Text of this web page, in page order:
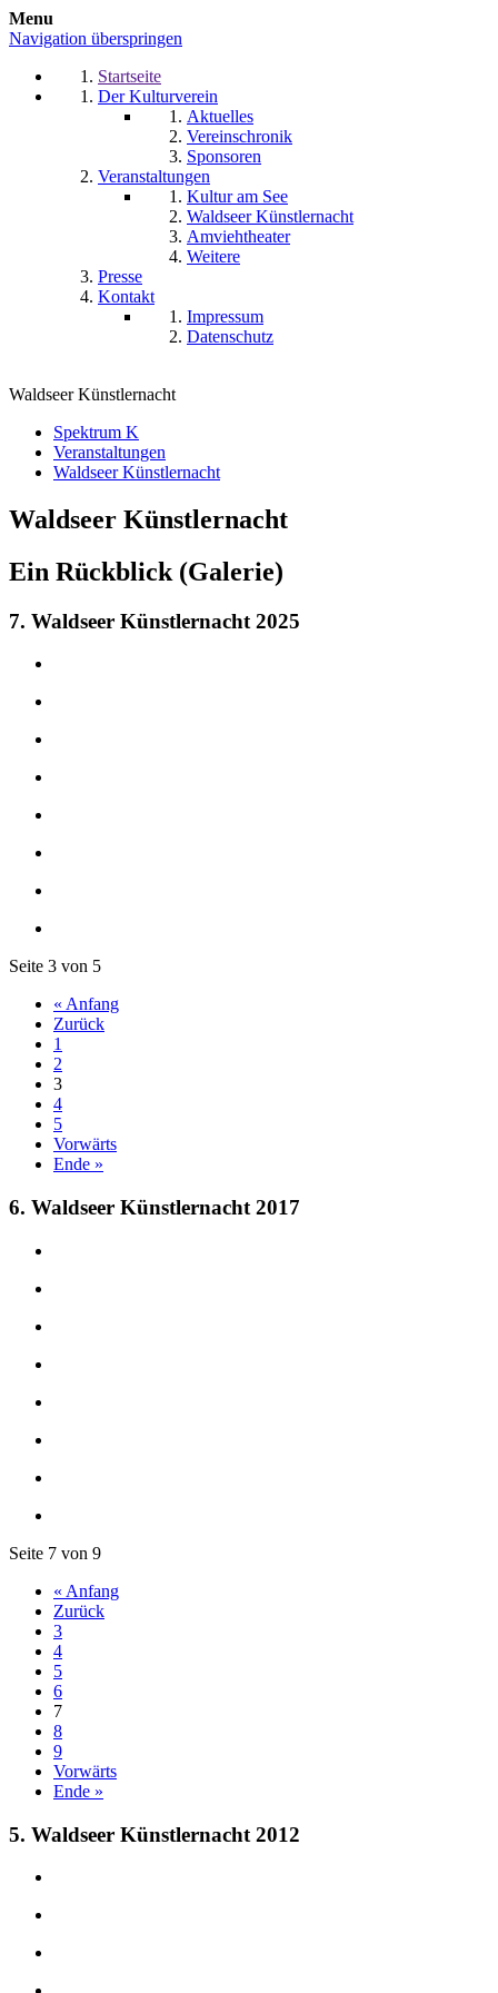
Menu
Navigation überspringen
Startseite
Der Kulturverein
Aktuelles
Vereinschronik
Sponsoren
Veranstaltungen
Kultur am See
Waldseer Künstlernacht
Amviehtheater
Weitere
Presse
Kontakt
Impressum
Datenschutz
Waldseer Künstlernacht
Spektrum K
Veranstaltungen
Waldseer Künstlernacht
Waldseer Künstlernacht
Ein Rückblick (Galerie)
7. Waldseer Künstlernacht 2025
Seite 3 von 5
« Anfang
Zurück
1
2
3
4
5
Vorwärts
Ende »
6. Waldseer Künstlernacht 2017
Seite 7 von 9
« Anfang
Zurück
3
4
5
6
7
8
9
Vorwärts
Ende »
5. Waldseer Künstlernacht 2012